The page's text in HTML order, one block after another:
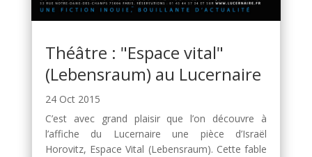
Théâtre : "Espace vital"
(Lebensraum) au Lucernaire
24 Oct 2015
C’est avec grand plaisir que l’on découvre à
l’affiche du Lucernaire une pièce d’Israël
Horovitz, Espace Vital (Lebensraum). Cette fable